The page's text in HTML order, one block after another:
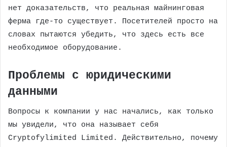
нет доказательств, что реальная майнинговая
ферма где-то существует. Посетителей просто на
словах пытаются убедить, что здесь есть все
необходимое оборудование.
Проблемы с юридическими
данными
Вопросы к компании у нас начались, как только
мы увидели, что она называет себя
Cryptofylimited Limited. Действительно, почему